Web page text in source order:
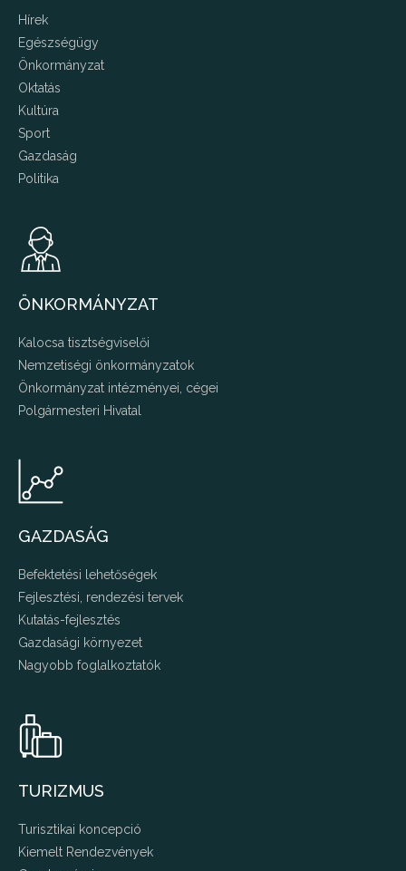
Hírek
Egészségügy
Önkormányzat
Oktatás
Kultúra
Sport
Gazdaság
Politika
ÖNKORMÁNYZAT
Kalocsa tisztségviselői
Nemzetiségi önkormányzatok
Önkormányzat intézményei, cégei
Polgármesteri Hivatal
GAZDASÁG
Befektetési lehetőségek
Fejlesztési, rendezési tervek
Kutatás-fejlesztés
Gazdasági környezet
Nagyobb foglalkoztatók
TURIZMUS
Turisztikai koncepció
Kiemelt Rendezvények